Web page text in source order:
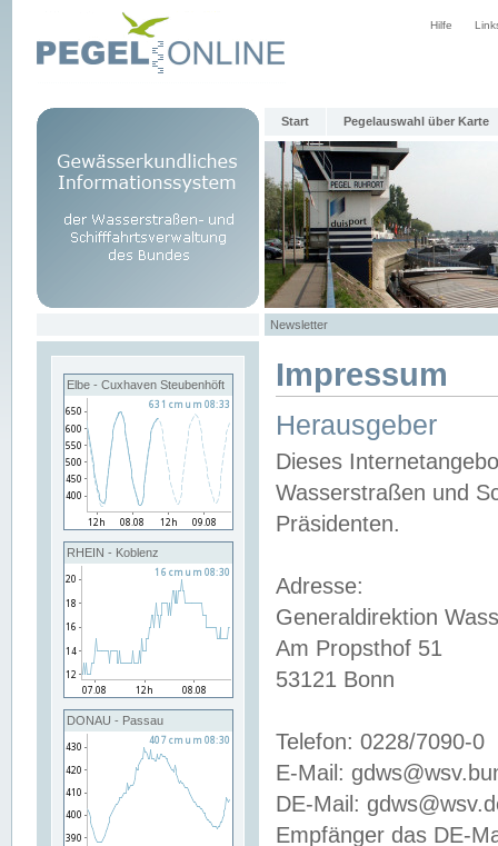
Hilfe
Start Pegelauswahl über Karte
Newsletter
Elbe - Cuxhaven Steubenhöft
RHEIN - Koblenz
DONAU - Passau
Impressum
Herausgeber
Dieses
Wasserstraßen und
Präsidenten.
Adresse:
Generaldirektion
Am Propsthof 51
53121 Bonn
Telefon: 0228/7090-0
E-Mail:
DE-Mail:
Empfänger das DE-